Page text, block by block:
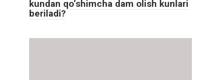
kundan qo‘shimcha dam olish kunlari
beriladi?